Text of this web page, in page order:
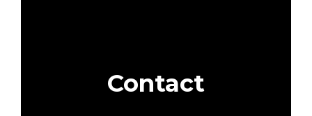
Contact